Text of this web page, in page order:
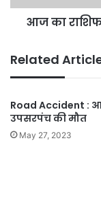
राशि
आज का
Related
Road Accident :
उपसरपंच की मौत
May 27, 2023